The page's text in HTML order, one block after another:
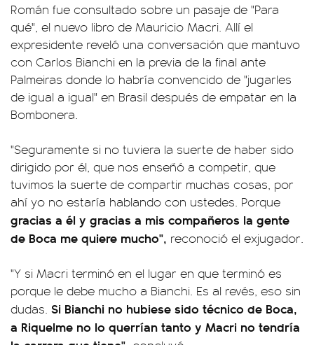
Román fue consultado sobre un pasaje de "Para
qué", el nuevo libro de Mauricio Macri. Allí el
expresidente reveló una conversación que mantuvo
con Carlos Bianchi en la previa de la final ante
Palmeiras donde lo habría convencido de "jugarles
de igual a igual" en Brasil después de empatar en la
Bombonera.
"Seguramente si no tuviera la suerte de haber sido
dirigido por él, que nos enseñó a competir, que
tuvimos la suerte de compartir muchas cosas, por
ahí yo no estaría hablando con ustedes. Porque
gracias a él y gracias a mis compañeros la gente
de Boca me quiere mucho", reconoció el exjugador.
"Y si Macri terminó en el lugar en que terminó es
porque le debe mucho a Bianchi. Es al revés, eso sin
dudas. Si Bianchi no hubiese sido técnico de Boca,
a Riquelme no lo querrían tanto y Macri no tendría